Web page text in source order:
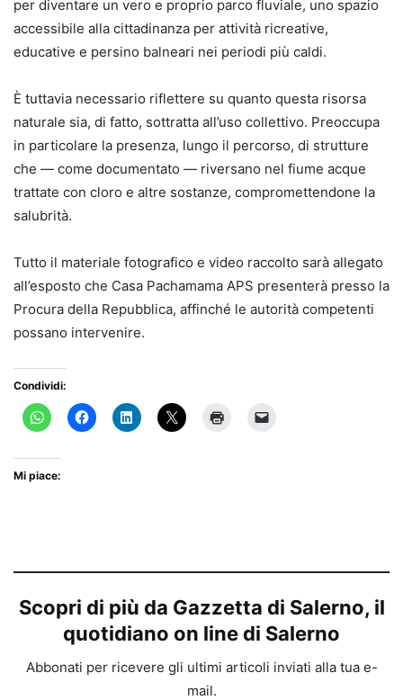
per diventare un vero e proprio parco fluviale, uno spazio
accessibile alla cittadinanza per attività ricreative,
educative e persino balneari nei periodi più caldi.
È tuttavia necessario riflettere su quanto questa risorsa
naturale sia, di fatto, sottratta all’uso collettivo. Preoccupa
in particolare la presenza, lungo il percorso, di strutture
che — come documentato — riversano nel fiume acque
trattate con cloro e altre sostanze, compromettendone la
salubrità.
Tutto il materiale fotografico e video raccolto sarà allegato
all’esposto che Casa Pachamama APS presenterà presso la
Procura della Repubblica, affinché le autorità competenti
possano intervenire.
Condividi:
Mi piace:
Scopri di più da Gazzetta di Salerno, il
quotidiano on line di Salerno
Abbonati per ricevere gli ultimi articoli inviati alla tua e-
mail.